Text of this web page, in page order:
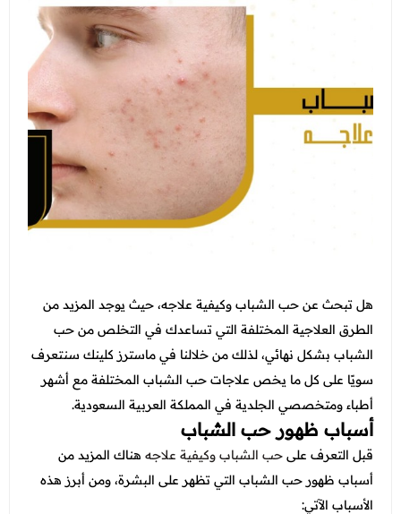
النساء والتوليد والتجميل النسائي
الطب العام و طب الطواري
الطب الاتصالي و الطب المنزلي
خدمات المختبر
الاشعة
عروض الجلدية والتجميل
عرض الكل
عروض الفيلر و البوتكس
عروض نضارة البشرة
عروض البيكو واي
عروض الليزر
عروض العناية بالبشرة
عروض العناية بالشعر
عروض الرجال
عروض زوايا مكة
باقات متابعات ابر التنحيف
عروض النساء والتوليد والتجميل النسائي
عرض الكل
فحوصات العمالة الوافدة
باقات متابعة ابر التنحيف
عروض جراحات التجميل
عروض قسم الطوارئ
عروض المختبر
المدونة
انضم الي فريقنا
هل تبحث عن حب الشباب وكيفية علاجه، حيث يوجد المزيد من
الطرق العلاجية المختلفة التي تساعدك في التخلص من حب
الشباب بشكل نهائي، لذلك من خلالنا في ماسترز كلينك سنتعرف
سويًا على كل ما يخص علاجات حب الشباب المختلفة مع أشهر
أطباء ومتخصصي الجلدية في المملكة العربية السعودية.
أسباب ظهور حب الشباب
قبل التعرف علىحب الشباب وكيفية علاجههناك المزيد من
أسباب ظهور حب الشباب التي تظهر على البشرة، ومن أبرز هذه
الأسباب الآتي: